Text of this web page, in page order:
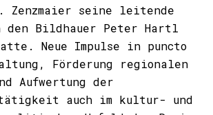
Zenzmaier seine leitende
Bildhauer Peter Hartl
Neue Impulse in puncto
Förderung regionalen
Aufwertung der
auch im kultur- und